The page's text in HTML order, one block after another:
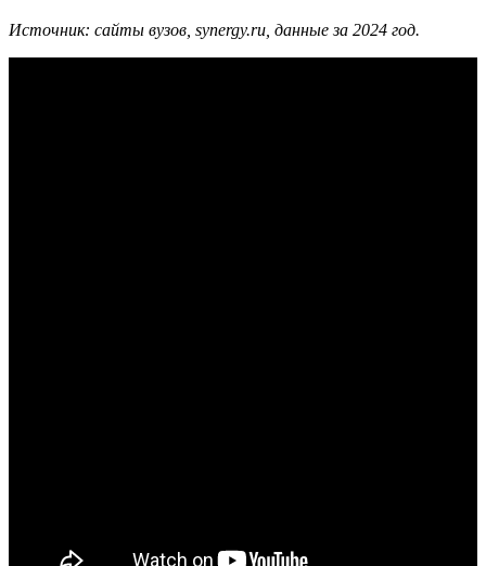
Источник: сайты вузов, synergy.ru, данные за 2024 год.